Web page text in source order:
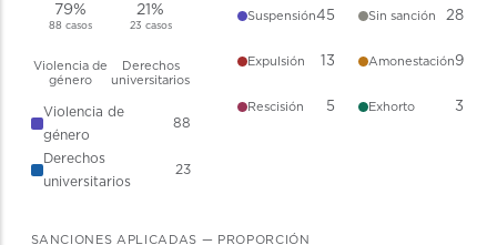
79%
88 casos
Violencia de
género
21%
23 casos
Derechos
universitarios
Violencia de
género
88
Derechos
universitarios
23
Suspensión45 Sin sanción 28
Expulsión 13 Amonestación9
Rescisión 5 Exhorto 3
SANCIONES APLICADAS — PROPORCIÓN